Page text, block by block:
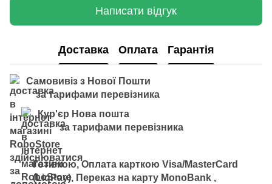
Написати відгук
Доставка Оплата Гарантія
Самовивіз з Нової Пошти
за тарифами перевізника
Кур'єр Нова пошта
за тарифами перевізника
Готівкою, Оплата карткою Visa/MasterCard
(LiqPay), Переказ на карту MonoBank ,